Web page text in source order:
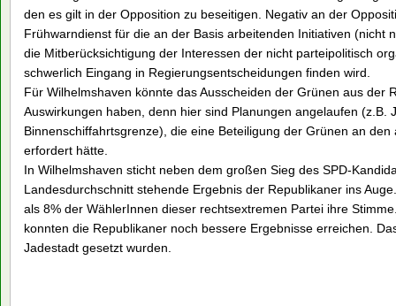
den es gilt in der Opposition zu beseitigen. Negativ an der
Frühwarndienst für die an der Basis arbeitenden Initiativen (nicht
die Mitberücksichtigung der Interessen der nicht parteipolitisch
schwerlich Eingang in Regierungsentscheidungen finden wird.
Für Wilhelmshaven könnte das Ausscheiden der Grünen aus der
Auswirkungen haben, denn hier sind Planungen angelaufen (z.B.
Binnenschiffahrtsgrenze), die eine Beteiligung der Grünen an
erfordert hätte.
In Wilhelmshaven sticht neben dem großen Sieg des SPD-
Landesdurchschnitt stehende Ergebnis der Republikaner ins
als 8% der WählerInnen dieser rechtsextremen Partei ihre
konnten die Republikaner noch bessere Ergebnisse erreichen.
Jadestadt gesetzt wurden.